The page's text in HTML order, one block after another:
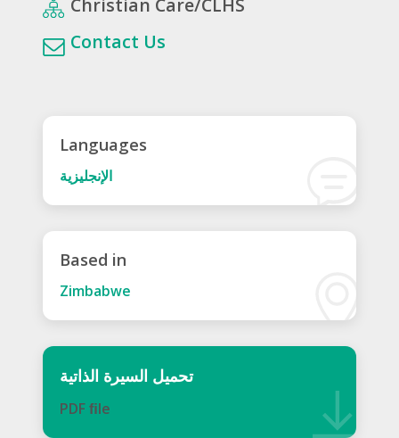
Contact Us
Languages
الإنجليزية
Based in
Zimbabwe
تحميل السيرة الذاتية
PDF ﬁle